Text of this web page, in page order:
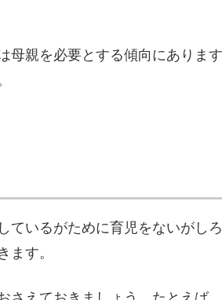
母親を必要とする傾向にあります
ているがために育児をないがしろ
ます。